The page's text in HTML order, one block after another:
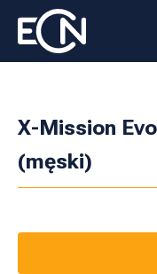
X-Mission
(męski)